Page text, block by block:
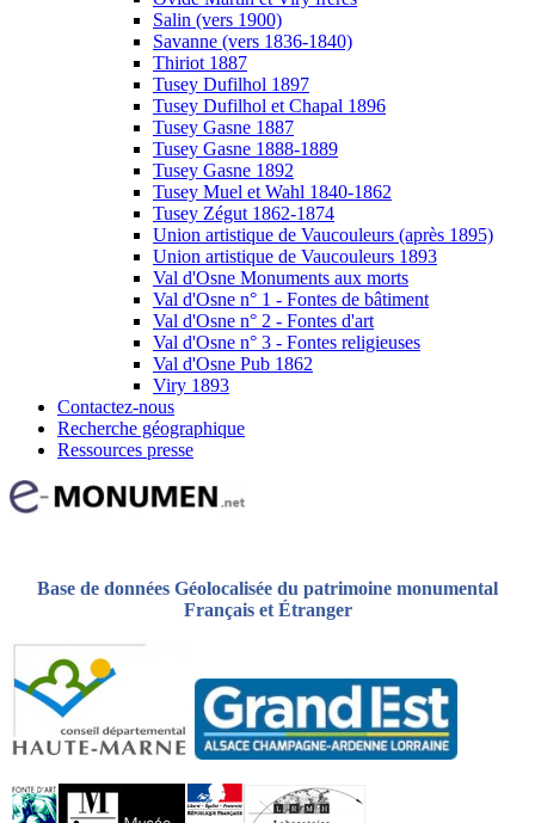
Salin (vers 1900)
Savanne (vers 1836-1840)
Thiriot 1887
Tusey Dufilhol 1897
Tusey Dufilhol et Chapal 1896
Tusey Gasne 1887
Tusey Gasne 1888-1889
Tusey Gasne 1892
Tusey Muel et Wahl 1840-1862
Tusey Zégut 1862-1874
Union artistique de Vaucouleurs (après 1895)
Union artistique de Vaucouleurs 1893
Val d'Osne Monuments aux morts
Val d'Osne n° 1 - Fontes de bâtiment
Val d'Osne n° 2 - Fontes d'art
Val d'Osne n° 3 - Fontes religieuses
Val d'Osne Pub 1862
Viry 1893
Contactez-nous
Recherche géographique
Ressources presse
Base de données Géolocalisée du patrimoine monumental
Français et Étranger